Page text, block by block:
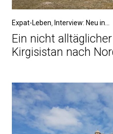
Expat-Leben Interview: Neu in...
Ein nicht
Kirgisistan nach